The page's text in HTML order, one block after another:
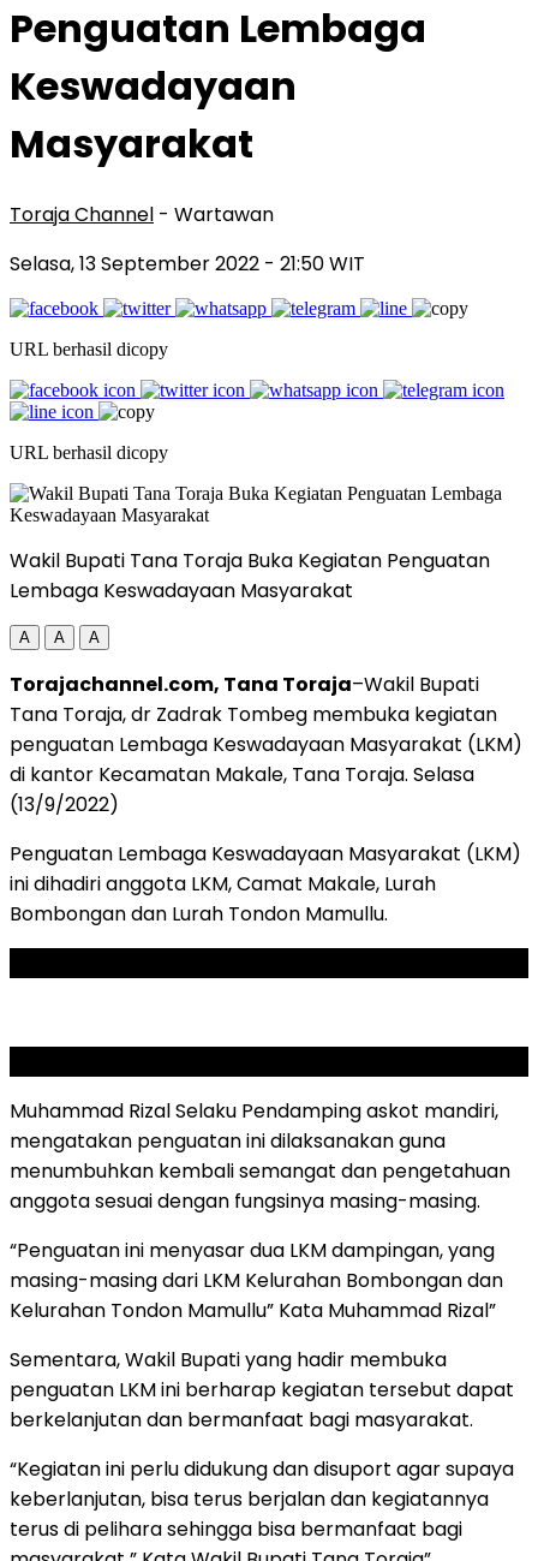
Penguatan Lembaga
Keswadayaan
Masyarakat
Toraja Channel - Wartawan
Selasa, 13 September 2022 - 21:50 WIT
URL berhasil dicopy
URL berhasil dicopy
Wakil Bupati Tana Toraja Buka Kegiatan Penguatan
Lembaga Keswadayaan Masyarakat
A A A
Torajachannel.com, Tana Toraja–Wakil Bupati
Tana Toraja, dr Zadrak Tombeg membuka kegiatan
penguatan Lembaga Keswadayaan Masyarakat (LKM)
di kantor Kecamatan Makale, Tana Toraja. Selasa
(13/9/2022)
Penguatan Lembaga Keswadayaan Masyarakat (LKM)
ini dihadiri anggota LKM, Camat Makale, Lurah
Bombongan dan Lurah Tondon Mamullu.
Muhammad Rizal Selaku Pendamping askot mandiri,
mengatakan penguatan ini dilaksanakan guna
menumbuhkan kembali semangat dan pengetahuan
anggota sesuai dengan fungsinya masing-masing.
“Penguatan ini menyasar dua LKM dampingan, yang
masing-masing dari LKM Kelurahan Bombongan dan
Kelurahan Tondon Mamullu” Kata Muhammad Rizal”
Sementara, Wakil Bupati yang hadir membuka
penguatan LKM ini berharap kegiatan tersebut dapat
berkelanjutan dan bermanfaat bagi masyarakat.
“Kegiatan ini perlu didukung dan disuport agar supaya
keberlanjutan, bisa terus berjalan dan kegiatannya
terus di pelihara sehingga bisa bermanfaat bagi